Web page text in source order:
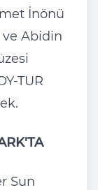
İnönü
ve Abidin
TUR
Sun